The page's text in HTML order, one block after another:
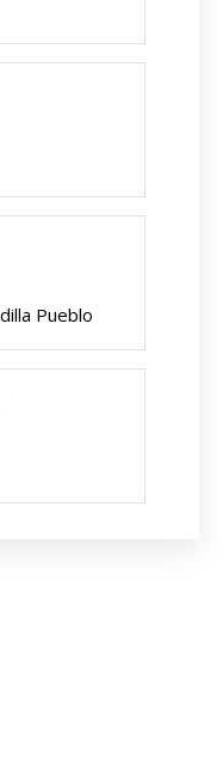
Pueblo